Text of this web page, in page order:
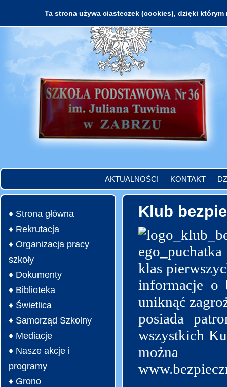
AKTUALNOŚCI KONTAKT
♦ Strona główna
♦ Rekrutacja
♦ Organizacja pracy
szkoły
♦ Dokumenty
♦ Biblioteka
♦ Świetlica
♦ Samorząd Szkolny
♦ Mediacje
♦ Nasze akcje i
programy
♦ Grono
Klub
klas
informacje o
uniknąć
posiada
wszystkich
można
Ta strona używa ciasteczek (cookies), dzięki którym